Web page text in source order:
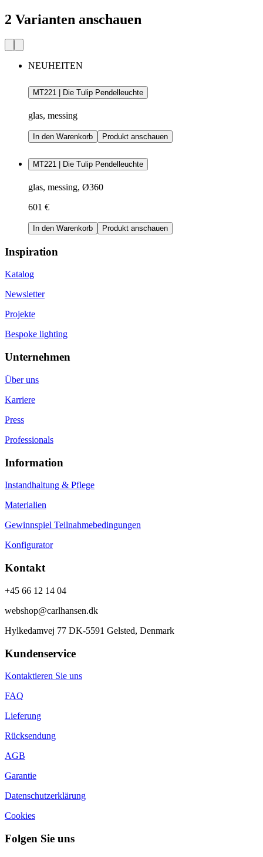
2 Varianten anschauen
NEUHEITEN
MT221 | Die Tulip Pendelleuchte
glas, messing
In den Warenkorb Produkt anschauen
MT221 | Die Tulip Pendelleuchte
glas, messing, Ø360
601 €
In den Warenkorb Produkt anschauen
Inspiration
Katalog
Newsletter
Projekte
Bespoke lighting
Unternehmen
Über uns
Karriere
Press
Professionals
Information
Instandhaltung & Pflege
Materialien
Gewinnspiel Teilnahmebedingungen
Konfigurator
Kontakt
+45 66 12 14 04
webshop@carlhansen.dk
Hylkedamvej 77 DK-5591 Gelsted, Denmark
Kundenservice
Kontaktieren Sie uns
FAQ
Lieferung
Rücksendung
AGB
Garantie
Datenschutzerklärung
Cookies
Folgen Sie uns